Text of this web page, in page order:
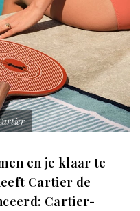
en je klaar te
Cartier de
Cartier-